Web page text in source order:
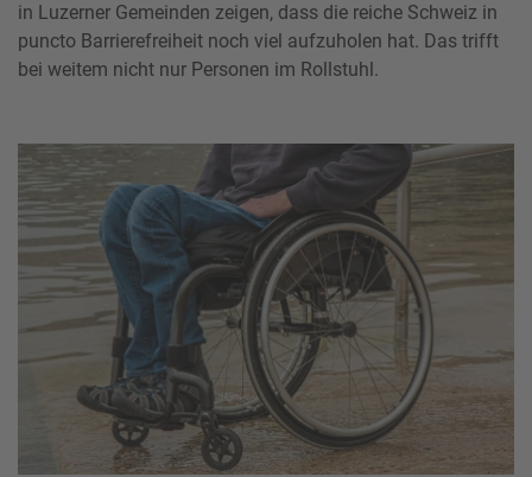
in Luzerner Gemeinden zeigen, dass die reiche Schweiz in
puncto Barrierefreiheit noch viel aufzuholen hat. Das trifft
bei weitem nicht nur Personen im Rollstuhl.